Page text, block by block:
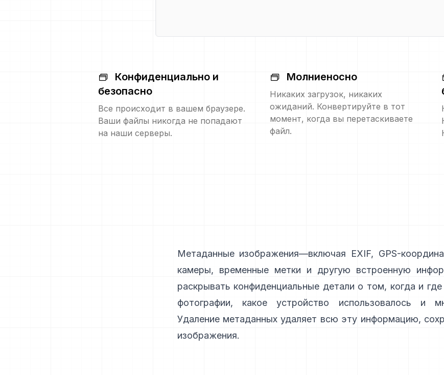
Конфиденциально и
безопасно
Все происходит в вашем браузере.
Ваши файлы никогда не попадают
на наши серверы.
Молниеносно
Никаких загрузок, никаких
ожиданий. Конвертируйте в тот
момент, когда вы перетаскиваете
файл.
Метаданные изображения—включая EXIF, GPS-
камеры, временные метки и другую встроенную
раскрывать конфиденциальные детали о том, когда и
фотографии, какое устройство использовалось и
Удаление метаданных удаляет всю эту информацию,
изображения.